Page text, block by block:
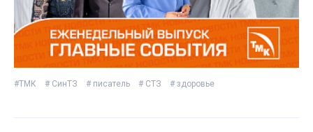
#ТМК # СинТЗ # писатель # СТЗ # здоровье